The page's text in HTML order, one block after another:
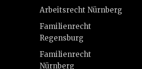
Arbeitsrecht Nürnberg
Familienrecht
Regensburg
Familienrecht
Nürnberg